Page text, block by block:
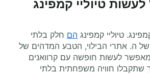
טיוליי קמפינג
טיוליי קמפינג הם חלק בלתי
של ה. אתרי הבילוי, הטבע המדהים של
מאפשר לעשות חופשה עם קרוואנים
שתקבלו חוויה משפחתית בלתי